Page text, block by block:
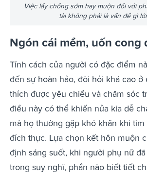
Việc lấy chồng sớm hay muộn đối với
tài không phải là vấn đề gì
Ngón cái mềm, uốn cong
Tính cách của người có đặc điểm
đến sự hoàn hảo, đòi hỏi khá cao ở
thích được yêu chiều và chăm sóc
điều này có thể khiến nửa kia dễ
mà họ thường gặp khó khăn khi
đích thực. Lựa chọn kết hôn muộn
định sáng suốt, khi người phụ nữ
trong suy nghĩ, phần nào biết tiết